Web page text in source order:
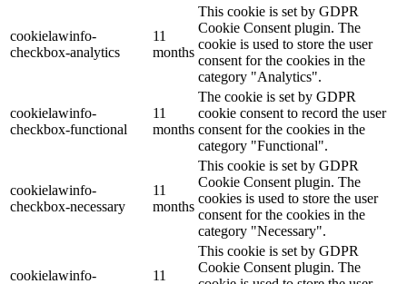
cookielawinfo-
checkbox-analytics
11
months
This cookie is set by GDPR
Cookie Consent plugin. The
cookie is used to store the user
consent for the cookies in the
category "Analytics".
cookielawinfo-
checkbox-functional
11
months
The cookie is set by GDPR
cookie consent to record the user
consent for the cookies in the
category "Functional".
cookielawinfo-
checkbox-necessary
11
months
This cookie is set by GDPR
Cookie Consent plugin. The
cookies is used to store the user
consent for the cookies in the
category "Necessary".
cookielawinfo-
11
This cookie is set by GDPR
Cookie Consent plugin. The